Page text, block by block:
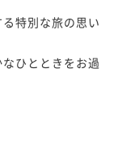
特別な旅の思い
ひとときをお過